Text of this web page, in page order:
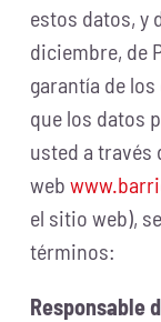
estos datos, y
diciembre, de
garantía de
que los datos
usted a través
web
el sitio web),
términos:
Responsable